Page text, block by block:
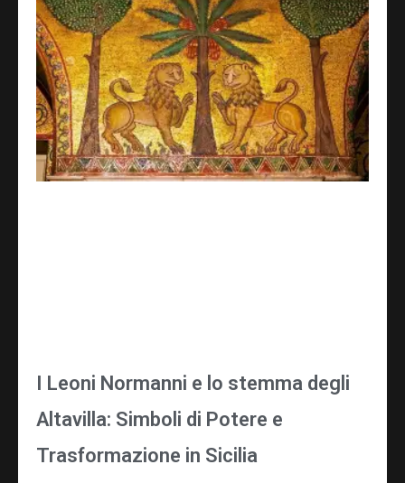
I Leoni Normanni e lo stemma degli
Altavilla: Simboli di Potere e
Trasformazione in Sicilia